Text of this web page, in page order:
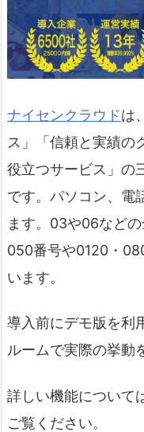
ナイセンクラウドは
ス」「信頼と実績の
役立つサービス」の
です。パソコン、電
ます。03や06などの
050番号や0120・
います。
導入前にデモ版を利
ルームで実際の挙動
詳しい機能について
ご覧ください。